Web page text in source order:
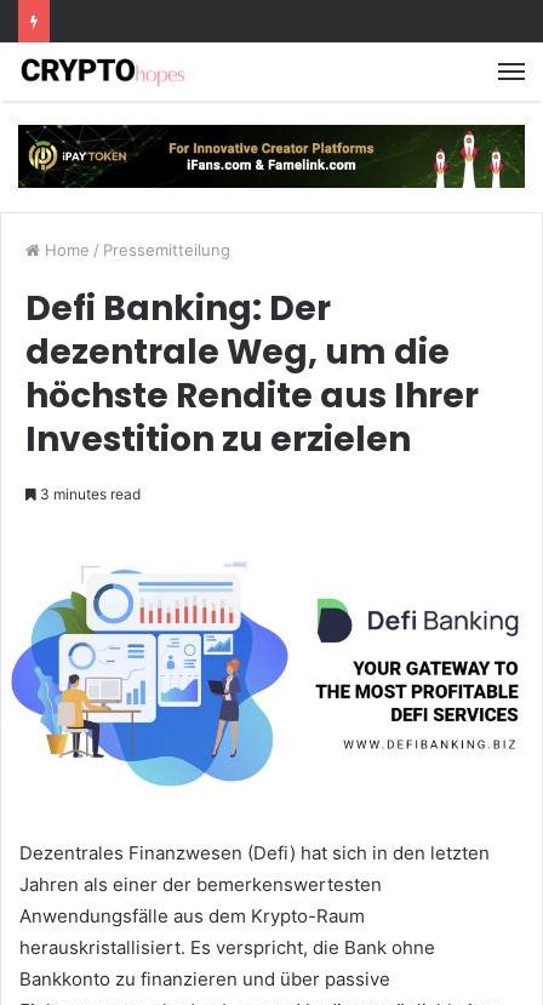
Home / Pressemitteilung
Defi Banking: Der
dezentrale Weg, um die
höchste Rendite aus Ihrer
Investition zu erzielen
3 minutes read
Dezentrales Finanzwesen (Defi) hat sich in den letzten
Jahren als einer der bemerkenswertesten
Anwendungsfälle aus dem Krypto-Raum
herauskristallisiert. Es verspricht, die Bank ohne
Bankkonto zu finanzieren und über passive